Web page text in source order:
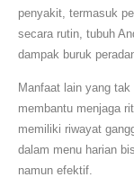
penyakit, termasuk
secara rutin, tubuh
dampak buruk
Manfaat lain yang
membantu menjaga
memiliki riwayat
dalam menu harian
namun efektif.